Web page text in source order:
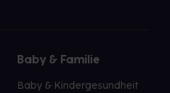
Baby & Familie
Baby & Kindergesundheit